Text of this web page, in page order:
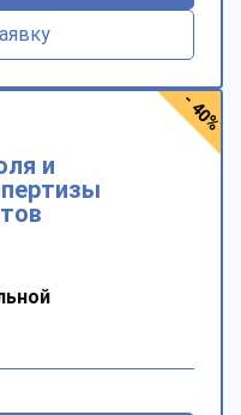
и
- 40%